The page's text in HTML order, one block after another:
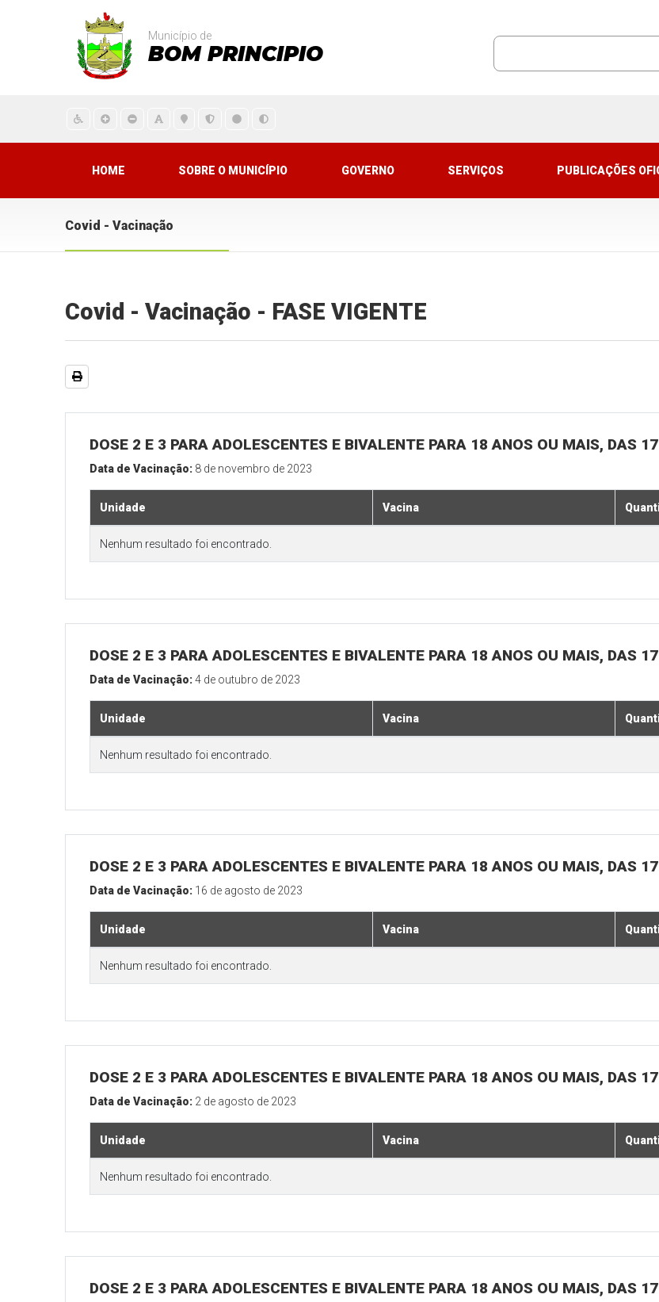
Município de
BOM PRINCIPIO
HOME SOBRE O MUNICÍPIO GOVERNO SERVIÇOS PUBLICAÇÕES
Covid - Vacinação
Covid - Vacinação - FASE VIGENTE
DOSE 2 E 3 PARA ADOLESCENTES E BIVALENTE PARA 18 ANOS OU MAIS, DAS
Data de Vacinação: 8 de novembro de 2023
Unidade Vacina
Nenhum resultado foi encontrado.
DOSE 2 E 3 PARA ADOLESCENTES E BIVALENTE PARA 18 ANOS OU MAIS, DAS
Data de Vacinação:4 de outubro de 2023
Unidade Vacina
Nenhum resultado foi encontrado.
DOSE 2 E 3 PARA ADOLESCENTES E BIVALENTE PARA 18 ANOS OU MAIS, DAS
Data de Vacinação: 16 de agosto de 2023
Unidade Vacina
Nenhum resultado foi encontrado.
DOSE 2 E 3 PARA ADOLESCENTES E BIVALENTE PARA 18 ANOS OU MAIS, DAS
Data de Vacinação: 2 de agosto de 2023
Unidade Vacina
Nenhum resultado foi encontrado.
DOSE 2 E 3 PARA ADOLESCENTES E BIVALENTE PARA 18 ANOS OU MAIS, DAS